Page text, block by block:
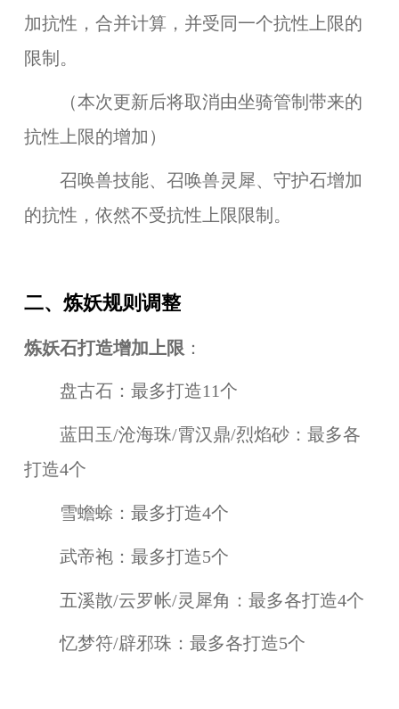
加抗性，合并计算，并受同一个抗性上限的
限制。
（本次更新后将取消由坐骑管制带来的
抗性上限的增加）
召唤兽技能、召唤兽灵犀、守护石增加
的抗性，依然不受抗性上限限制。
二、炼妖规则调整
炼妖石打造增加上限 ：
盘古石：最多打造11个
蓝田玉/沧海珠/霄汉鼎/烈焰砂：最多各
打造4个
雪蟾蜍：最多打造4个
武帝袍：最多打造5个
五溪散/云罗帐/灵犀角：最多各打造4个
忆梦符/辟邪珠：最多各打造5个